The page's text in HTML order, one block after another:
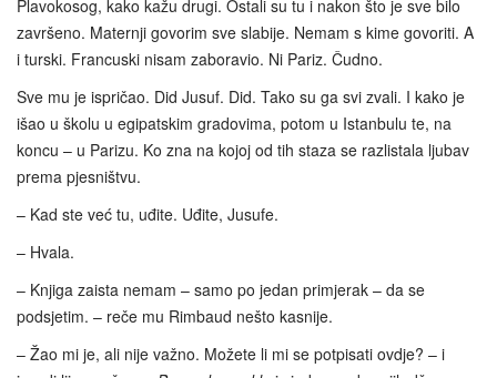
Plavokosog, kako kažu drugi. Ostali su tu i nakon što je sve bilo
završeno. Maternji govorim sve slabije. Nemam s kime govoriti. A
i turski. Francuski nisam zaboravio. Ni Pariz. Čudno.
Sve mu je ispričao. Did Jusuf. Did. Tako su ga svi zvali. I kako je
išao u školu u egipatskim gradovima, potom u Istanbulu te, na
koncu – u Parizu. Ko zna na kojoj od tih staza se razlistala ljubav
prema pjesništvu.
– Kad ste već tu, uđite. Uđite, Jusufe.
– Hvala.
– Knjiga zaista nemam – samo po jedan primjerak – da se
podsjetim. – reče mu Rimbaud nešto kasnije.
– Žao mi je, ali nije važno. Možete li mi se potpisati ovdje? – i